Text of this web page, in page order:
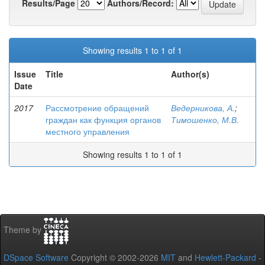
Results/Page
Authors/Record:
Showing results 1 to 1 of 1
Issue
Date
Title Author(s)
2017
Рассмотрение обращений
граждан как функция органов
местного управления
Ведерникова, А.;
Тимошенко, М.В.
Showing results 1 to 1 of 1
Theme by
DSpace Software Copyright © 2002-2026 MIT and Hewlett-Packard -